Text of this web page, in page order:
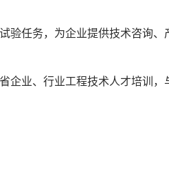
验任务，为企业提供技术咨询
业、行业工程技术人才培训，